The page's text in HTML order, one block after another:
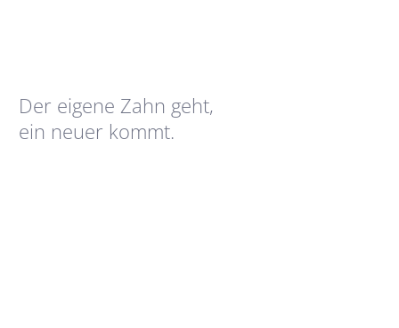
Der eigene Zahn geht,
ein neuer kommt.